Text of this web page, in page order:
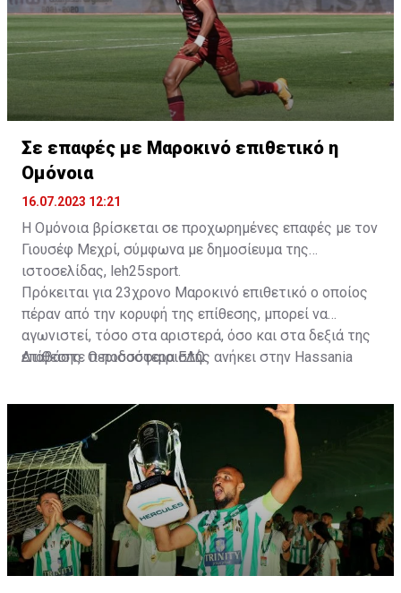
Σε επαφές με Μαροκινό επιθετικό η
Ομόνοια
16.07.2023 12:21
Η Ομόνοια βρίσκεται σε προχωρημένες επαφές με τον
Γιουσέφ Μεχρί, σύμφωνα με δημοσίευμα της
ιστοσελίδας, leh25sport.
Πρόκειται για 23χρονο Μαροκινό επιθετικό ο οποίος
πέραν από την κορυφή της επίθεσης, μπορεί να
αγωνιστεί, τόσο στα αριστερά, όσο και στα δεξιά της
επίθεσης. Ο ποδοσφαιριστής ανήκει στην Hassania
2026.
Διαβάστε περισσότεραΕΔΩ.